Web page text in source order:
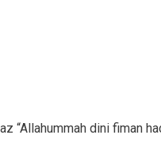
“Allahummah dini fiman